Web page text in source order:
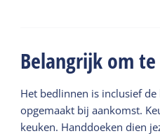
Belangrijk om
Het bedlinnen is inclusief
opgemaakt bij aankomst.
keuken. Handdoeken dien